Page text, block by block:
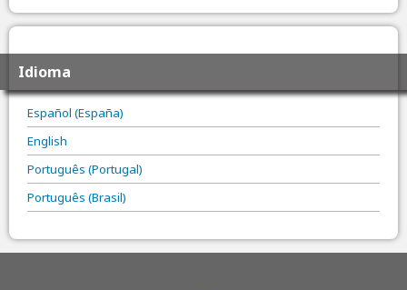
Idioma
Español (España)
English
Português (Portugal)
Português (Brasil)